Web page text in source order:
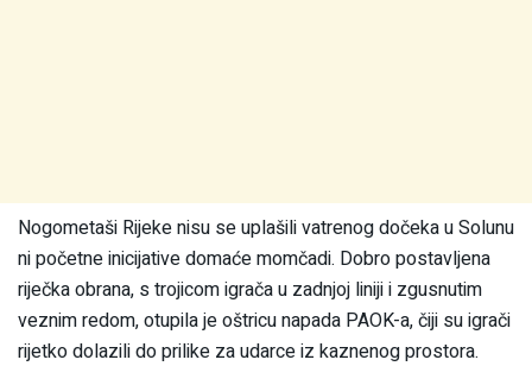
Nogometaši Rijeke nisu se uplašili vatrenog dočeka u Solunu
ni početne inicijative domaće momčadi. Dobro postavljena
riječka obrana, s trojicom igrača u zadnjoj liniji i zgusnutim
veznim redom, otupila je oštricu napada PAOK-a, čiji su igrači
rijetko dolazili do prilike za udarce iz kaznenog prostora.